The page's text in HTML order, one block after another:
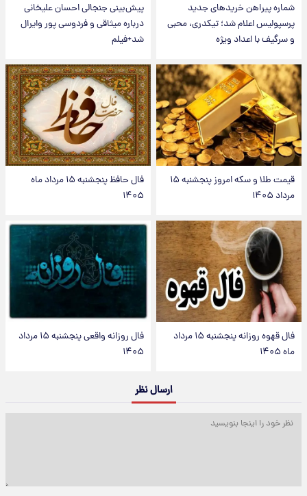
شماره پیراهن خریدهای جدید
پرسپولیس اعلام شد؛ تیکدری، محبی
و سرگیف با اعداد ویژه
پیش‌بینی جنجالی احسان علیخانی
درباره میثاقی و فردوسی پور وایرال
شد+فیلم
قیمت طلا و سکه امروز پنجشنبه ۱۵
مرداد ۱۴۰۵
فال حافظ پنجشنبه ۱۵ مرداد ماه
۱۴۰۵
فال قهوه روزانه پنجشنبه ۱۵ مرداد
ماه ۱۴۰۵
فال روزانه واقعی پنجشنبه ۱۵ مرداد
۱۴۰۵
ارسال نظر